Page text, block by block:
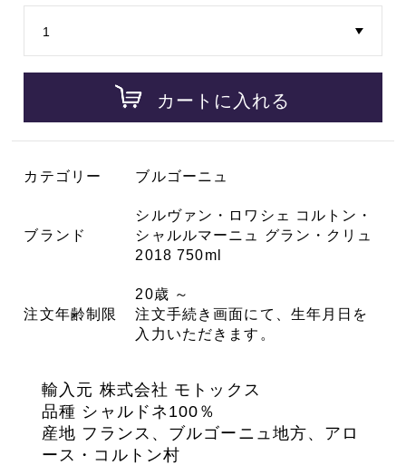
カートに入れる
カテゴリー ブルゴーニュ
ブランド
シルヴァン・ロワシェ コルトン・
シャルルマーニュ グラン・クリュ
2018 750ml
注文年齢制限
20歳 ～
注文手続き画面にて、生年月日を
入力いただきます。
輸入元 株式会社 モトックス
品種 シャルドネ100％
産地 フランス、ブルゴーニュ地方、アロ
ース・コルトン村